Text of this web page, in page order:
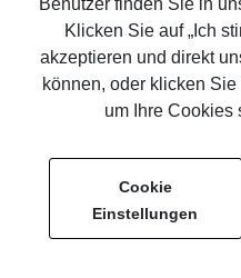
Benutzer finden Sie in
Klicken Sie auf „Ich
akzeptieren und direkt
können, oder klicken Sie
um Ihre Cookies
Cookie
Einstellungen